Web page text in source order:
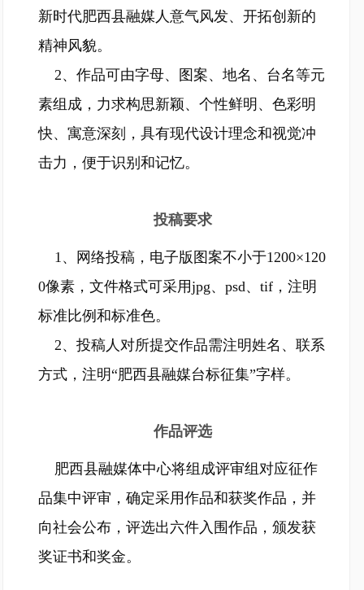
新时代肥西县融媒人意气风发、开拓创新的
精神风貌。
2、作品可由字母、图案、地名、台名等元
素组成，力求构思新颖、个性鲜明、色彩明
快、寓意深刻，具有现代设计理念和视觉冲
击力，便于识别和记忆。
投稿要求
1、网络投稿，电子版图案不小于1200×120
0像素，文件格式可采用jpg、psd、tif，注明
标准比例和标准色。
2、投稿人对所提交作品需注明姓名、联系
方式，注明“肥西县融媒台标征集”字样。
作品评选
肥西县融媒体中心将组成评审组对应征作
品集中评审，确定采用作品和获奖作品，并
向社会公布，评选出六件入围作品，颁发获
奖证书和奖金。